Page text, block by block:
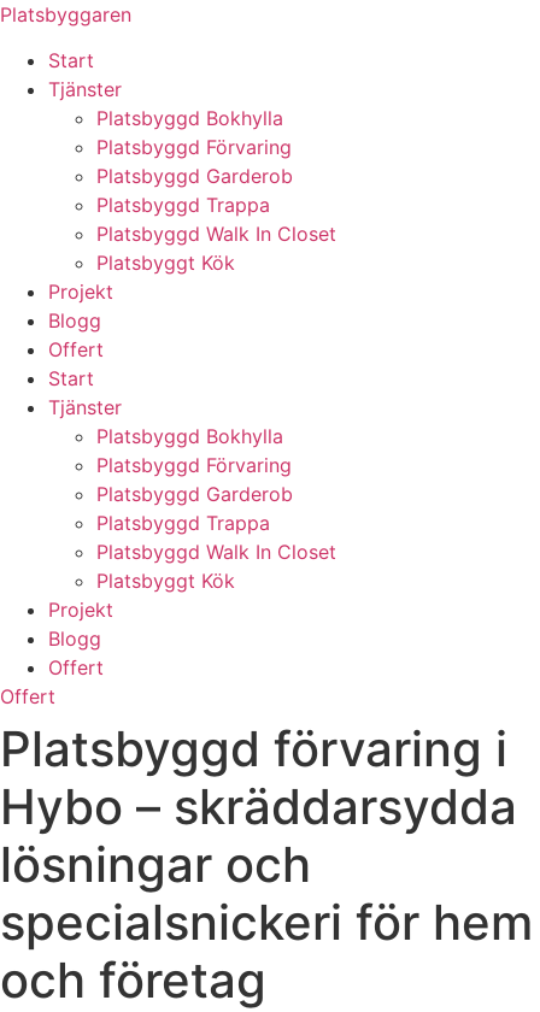
Skip
content
Platsbyggaren
Start
Tjänster
Platsbyggd Bokhylla
Platsbyggd Förvaring
Platsbyggd Garderob
Platsbyggd Trappa
Platsbyggd Walk In Closet
Platsbyggt Kök
Projekt
Blogg
Offert
Start
Tjänster
Platsbyggd Bokhylla
Platsbyggd Förvaring
Platsbyggd Garderob
Platsbyggd Trappa
Platsbyggd Walk In Closet
Platsbyggt Kök
Projekt
Blogg
Offert
Offert
Platsbyggd förvaring i
Hybo – skräddarsydda
lösningar och
specialsnickeri för hem
och företag